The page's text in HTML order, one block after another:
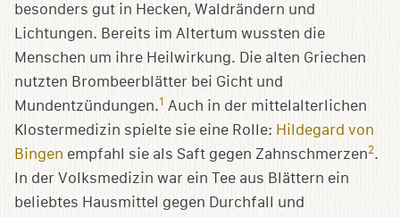
besonders gut in Hecken, Waldrändern und
Lichtungen. Bereits im Altertum wussten die
Menschen um ihre Heilwirkung. Die alten Griechen
nutzten Brombeerblätter bei Gicht und
Mundentzündungen.1 Auch in der mittelalterlichen
Klostermedizin spielte sie eine Rolle: Hildegard von
Bingen empfahl sie als Saft gegen Zahnschmerzen2.
In der Volksmedizin war ein Tee aus Blättern ein
beliebtes Hausmittel gegen Durchfall und